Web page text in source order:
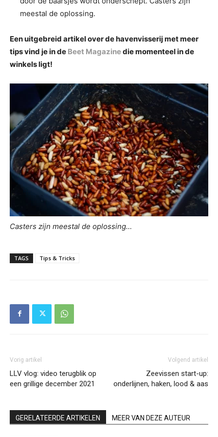
meestal de oplossing.
Een uitgebreid artikel over de havenvisserij met meer
tips vind je in de Beet Magazinedie momenteel in de
winkels ligt!
Casters zijn meestal de oplossing…
TAGS Tips & Tricks
Vorig artikel
LLV vlog: video terugblik op
een grillige december 2021
Volgend artikel
Zeevissen start-up:
onderlijnen, haken, lood & aas
GERELATEERDE ARTIKELEN MEER VAN DEZE AUTEUR